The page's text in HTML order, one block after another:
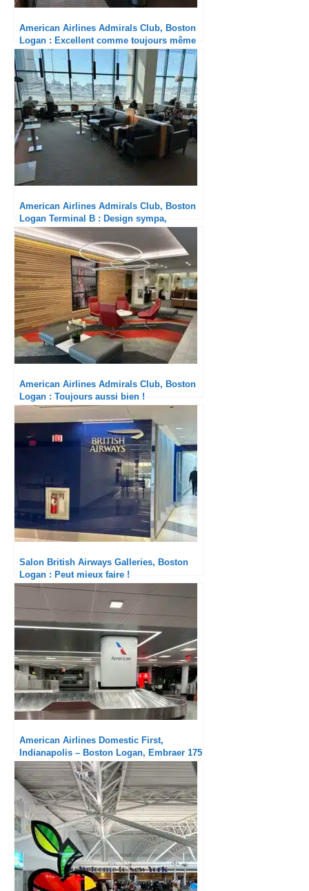
American Airlines Admirals Club, Boston
Logan : Excellent comme toujours même
sans la nouvelle offre de restauration
American Airlines Admirals Club, Boston
Logan Terminal B : Design sympa,
restauration toujours pauvrette
American Airlines Admirals Club, Boston
Logan : Toujours aussi bien !
Salon British Airways Galleries, Boston
Logan : Peut mieux faire !
American Airlines Domestic First,
Indianapolis – Boston Logan, Embraer 175
: Un peu long en module régional